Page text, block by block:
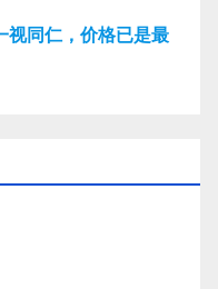
同仁，价格已是最